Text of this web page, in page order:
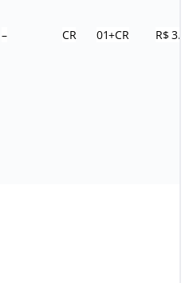
– CR 01+CR R$